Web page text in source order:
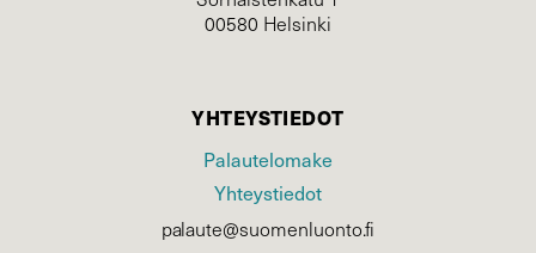
00580 Helsinki
YHTEYSTIEDOT
Palautelomake
Yhteystiedot
palaute@suomenluonto.fi